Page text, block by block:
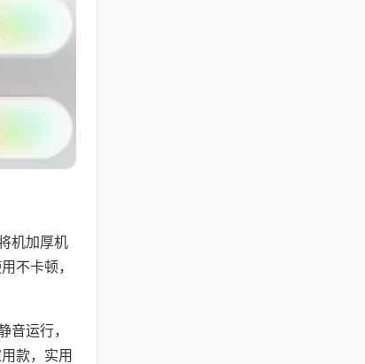
机加厚机
不卡顿，
运行，
款，实用